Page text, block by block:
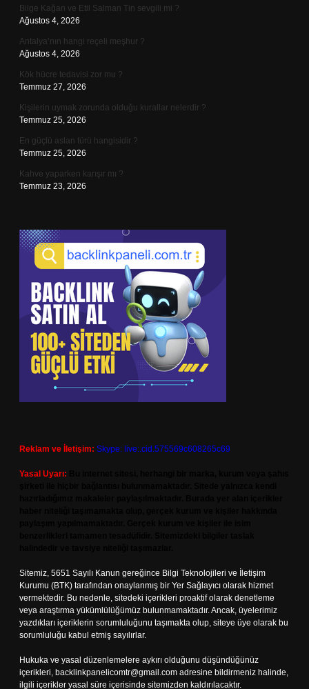
Bilge Kağan ve Etil Salman Tin sevgili mi ?
Ağustos 4, 2026
Antalya’nın hangi reçeli meşhur ?
Ağustos 4, 2026
Kök hücre tedavisi zor mu ?
Temmuz 27, 2026
Kişilerin uymak zorunda olduğu kurallar nelerdir ?
Temmuz 25, 2026
En güçlü aslan türü hangisidir ?
Temmuz 25, 2026
Kahve yaparken karışır mı ?
Temmuz 23, 2026
Reklam ve İletişim: Skype: live:.cid.575569c608265c69
Yasal Uyarı:
Sitemiz, 5651 Sayılı Kanun gereğince Bilgi Teknolojileri ve İletişim
Kurumu (BTK) tarafından onaylanmış bir Yer Sağlayıcı olarak hizmet
vermektedir. Bu nedenle, sitedeki içerikleri proaktif olarak denetleme
veya araştırma yükümlülüğümüz bulunmamaktadır. Ancak, üyelerimiz
yazdıkları içeriklerin sorumluluğunu taşımakta olup, siteye üye olarak bu
sorumluluğu kabul etmiş sayılırlar.
Hukuka ve yasal düzenlemelere aykırı olduğunu düşündüğünüz
içerikleri, backlinkpanelicomtr@gmail.com adresine bildirmeniz halinde,
ilgili içerikler yasal süre içerisinde sitemizden kaldırılacaktır.